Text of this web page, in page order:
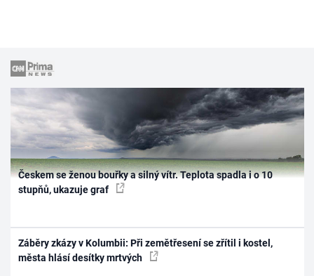
Českem se ženou bouřky a silný vítr. Teplota spadla i o 10
stupňů, ukazuje graf
Záběry zkázy v Kolumbii: Při zemětřesení se zřítil i kostel,
města hlásí desítky mrtvých